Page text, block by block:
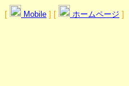
[ Mobile ] [ ホームページ ]